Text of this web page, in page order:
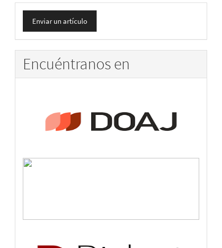
Enviar
un
artículo
Enviar un artículo
Encuéntranos en